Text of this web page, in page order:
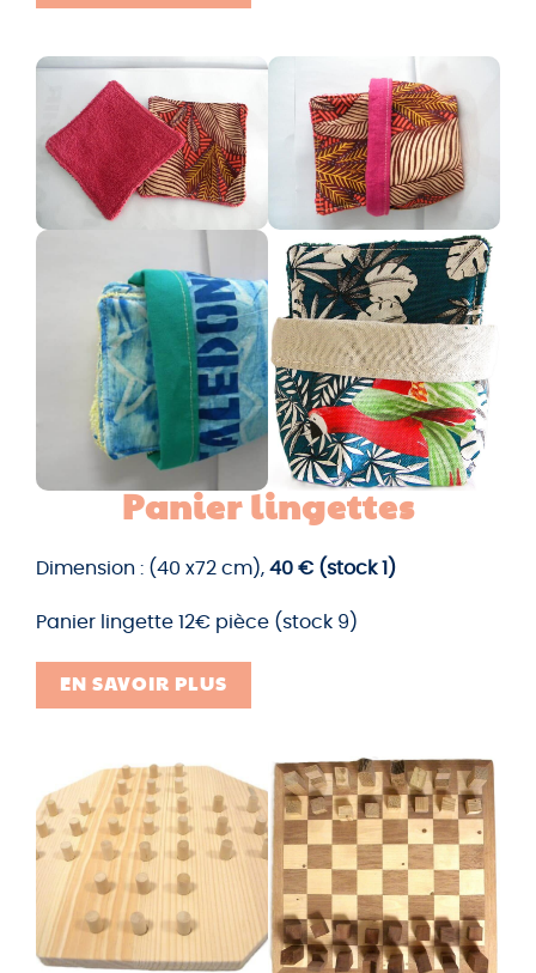
Panier lingettes
Dimension : (40 x72 cm), 40 € (stock 1)
Panier lingette 12€ pièce (stock 9)
EN SAVOIR PLUS